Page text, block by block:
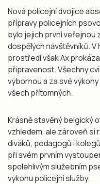
Nová policejní dvojice
přípravy policejních
bylo jejich první veřejnou
dospělých návštěvníků.
prostředí však Ax
připravenost. Všechny
výbornou a za své
všech přítomných.
Krásně stavěný belgický
vzhledem, ale zároveň si
diváků, pedagogů i
při svém prvním
spolehlivým služebním
výkonu policejní služby.